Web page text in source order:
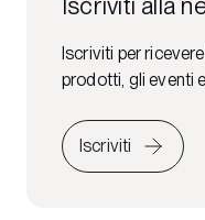
Iscriviti per
prodotti, gli eventi
Iscriviti